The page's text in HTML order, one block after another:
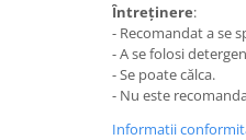
Întreținere:
- Recomandat a se
- A se folosi
- Se poate călca.
- Nu este
Informatii